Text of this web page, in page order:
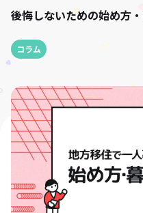
後悔しないための始め方
コラム